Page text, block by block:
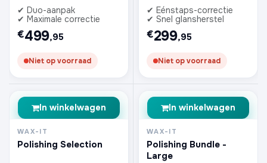
✔ Duo-aanpak
✔ Maximale correctie
€499,95
Niet op voorraad
✔ Eénstaps-correctie
✔ Snel glansherstel
€299,95
Niet op voorraad
In winkelwagen
WAX-IT
Polishing Selection
In winkelwagen
WAX-IT
Polishing Bundle -
Large